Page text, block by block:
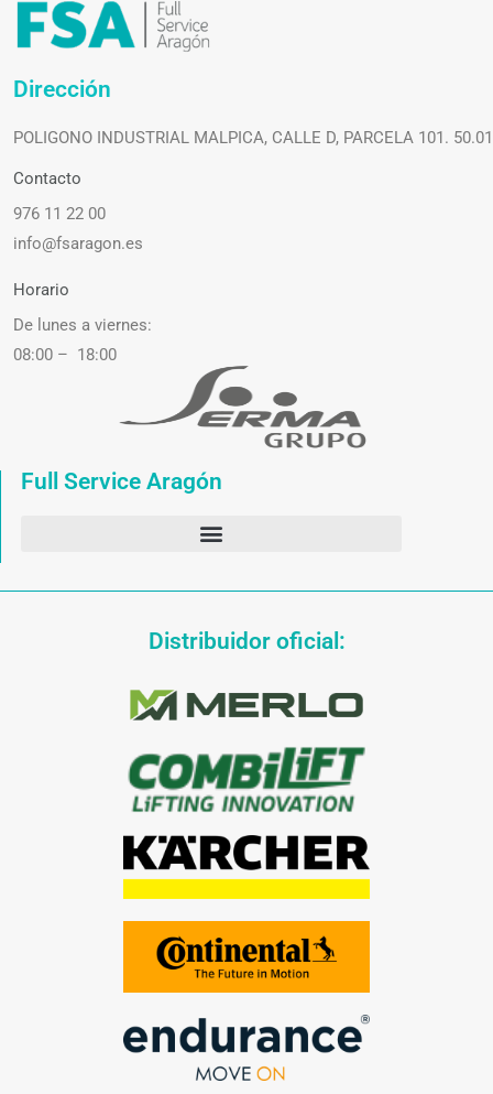
Dirección
POLIGONO INDUSTRIAL MALPICA, CALLE D, PARCELA 101.
Contacto
976 11 22 00
info@fsaragon.es
Horario
De lunes a viernes:
08:00 – 18:00
Full Service Aragón
Distribuidor oficial: